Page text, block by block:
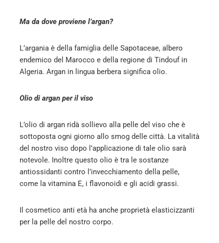
Ma da dove proviene l’argan?
L’argania è della famiglia delle Sapotaceae, albero
endemico del Marocco e della regione di Tindouf in
Algeria. Argan in lingua berbera significa olio.
Olio di argan per il viso
L’olio di argan ridà sollievo alla pelle del viso che è
sottoposta ogni giorno allo smog delle città. La vitalità
del nostro viso dopo l’applicazione di tale olio sarà
notevole. Inoltre questo olio è tra le sostanze
antiossidanti contro l’invecchiamento della pelle,
come la vitamina E, i flavonoidi e gli acidi grassi.
Il cosmetico anti età ha anche proprietà elasticizzanti
per la pelle del nostro corpo.